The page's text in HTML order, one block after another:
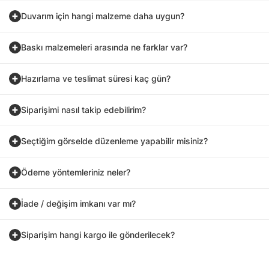
Duvarım için hangi malzeme daha uygun?
Baskı malzemeleri arasında ne farklar var?
Hazırlama ve teslimat süresi kaç gün?
Siparişimi nasıl takip edebilirim?
Seçtiğim görselde düzenleme yapabilir misiniz?
Ödeme yöntemleriniz neler?
İade / değişim imkanı var mı?
Siparişim hangi kargo ile gönderilecek?